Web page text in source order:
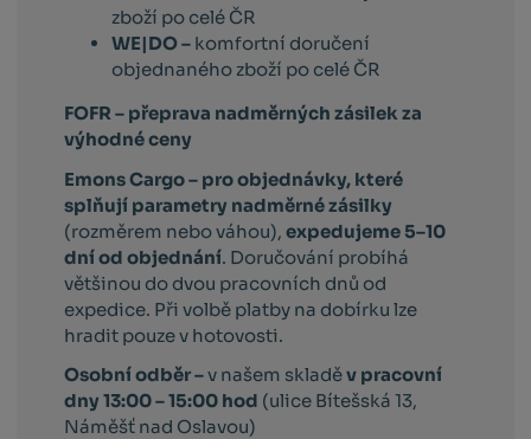
zboží po celé ČR
WE|DO – komfortní doručení
objednaného zboží po celé ČR
FOFR – přeprava nadměrných zásilek za
výhodné ceny
Emons Cargo – pro objednávky, které
splňují parametry nadměrné zásilky
(rozměrem nebo váhou),expedujeme 5–10
dní od objednání. Doručování probíhá
většinou do dvou pracovních dnů od
expedice. Při volbě platby na dobírku lze
hradit pouze v hotovosti.
Osobní odběr –v našem skladěv pracovní
dny 13:00 – 15:00 hod (ulice Bítešská 13,
Náměšť nad Oslavou)